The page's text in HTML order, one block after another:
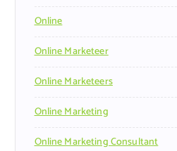
Online
Online Marketeer
Online Marketeers
Online Marketing
Online Marketing Consultant